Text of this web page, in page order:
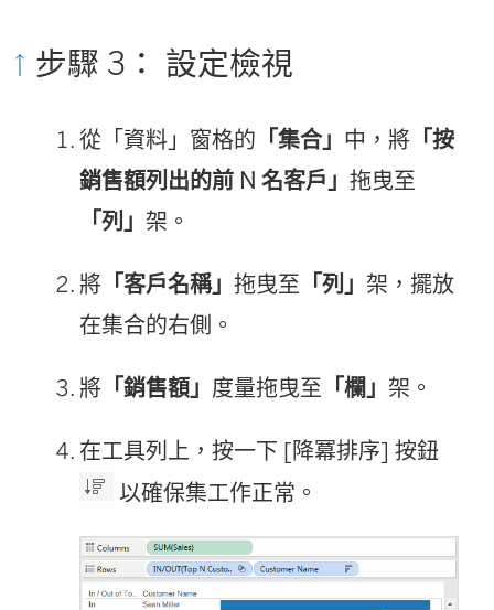
步驟 3： 設定檢視
從「資料」窗格的 「集合」 中，將 「按
銷售額列出的前 N 名客戶」 拖曳至
「列」 架。
將 「客戶名稱」 拖曳至 「列」 架，擺放
在集合的右側。
將 「銷售額」 度量拖曳至 「欄」 架。
在工具列上，按一下 [降冪排序] 按鈕
以確保集工作正常。